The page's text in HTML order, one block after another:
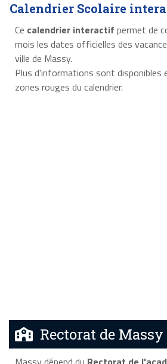
Calendrier Scolaire
Ce calendrier interactif permet de
mois les dates officielles des
ville de Massy.
Plus d'informations sont disponibles
zones rouges du calendrier.
Rectorat de Massy